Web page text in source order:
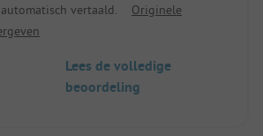
de camping was gesloten.
we ongeveer 100 meter verderop
een gezellig restaurant met
gewoon een snackbar.
vertaald.
Originele
Lees de volledige
beoordeling